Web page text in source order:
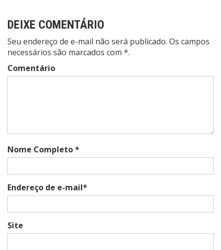
DEIXE COMENTÁRIO
Seu endereço de e-mail não será publicado. Os campos
necessários são marcados com *.
Comentário
Nome Completo *
Endereço de e-mail*
Site